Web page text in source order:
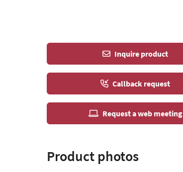
Inquire product
Callback request
Request a web meeting
Product photos